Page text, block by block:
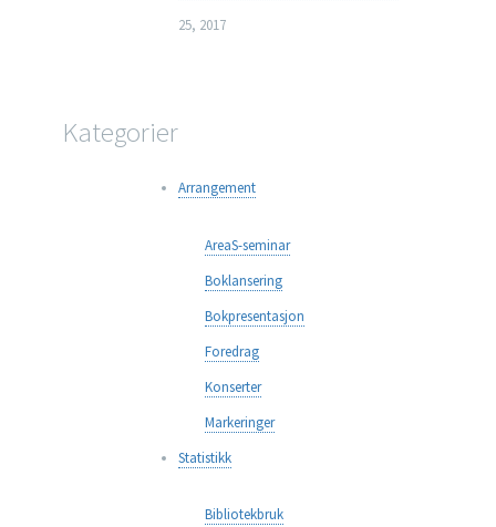
25, 2017
Kategorier
Arrangement
AreaS-seminar
Boklansering
Bokpresentasjon
Foredrag
Konserter
Markeringer
Statistikk
Bibliotekbruk